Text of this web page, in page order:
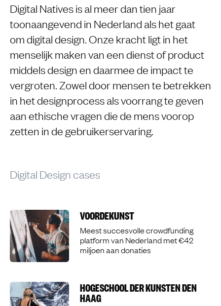
Digital Natives is al meer dan tien jaar
toonaangevend in Nederland als het gaat
om digital design. Onze kracht ligt in het
menselijk maken van een dienst of product
middels design en daarmee de impact te
vergroten. Zowel door mensen te betrekken
in het designprocess als voorrang te geven
aan ethische vragen die de mens voorop
zetten in de gebruikerservaring.
Digital Design cases
VOORDEKUNST
Meest succesvolle crowdfunding
platform van Nederland met €42
miljoen aan donaties
HOGESCHOOL DER KUNSTEN DEN
HAAG